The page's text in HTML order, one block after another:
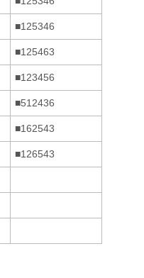
■125346
■125463
■123456
■512436
■162543
■126543